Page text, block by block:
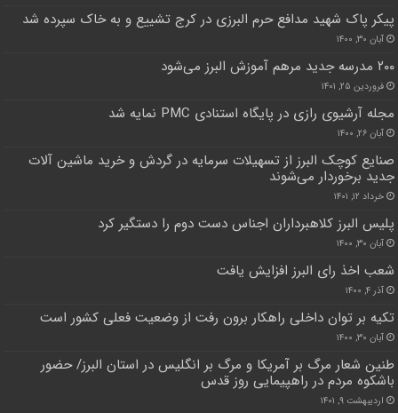
پیکر پاک شهید مدافع حرم البرزی در کرج تشییع و به خاک سپرده شد
آبان ۳۰, ۱۴۰۰
۲۰۰ مدرسه جدید مرهم آموزش البرز می‌شود
فروردین ۲۵, ۱۴۰۱
مجله آرشیوی رازی در پایگاه استنادی PMC نمایه شد
آبان ۲۶, ۱۴۰۰
صنایع کوچک البرز از تسهیلات سرمایه در گردش و خرید ماشین آلات
جدید برخوردار می‌شوند
خرداد ۱۲, ۱۴۰۱
پلیس البرز کلاهبرداران اجناس دست دوم را دستگیر کرد
آبان ۳۰, ۱۴۰۰
شعب اخذ رای البرز افزایش یافت
آذر ۴, ۱۴۰۰
تکیه بر توان داخلی راهکار برون رفت از وضعیت فعلی کشور است
آبان ۳۰, ۱۴۰۰
طنین شعار مرگ بر آمریکا و مرگ بر انگلیس در استان البرز/ حضور
باشکوه مردم در راهپیمایی روز قدس
اردیبهشت ۹, ۱۴۰۱